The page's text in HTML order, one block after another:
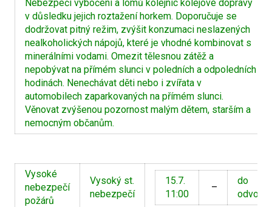
Nebezpečí vybočení a lomů kolejnic kolejové dopravy
v důsledku jejich roztažení horkem. Doporučuje se
dodržovat pitný režim, zvýšit konzumaci neslazených
nealkoholických nápojů, které je vhodné kombinovat s
minerálními vodami. Omezit tělesnou zátěž a
nepobývat na přímém slunci v poledních a odpoledních
hodinách. Nenechávat děti nebo i zvířata v
automobilech zaparkovaných na přímém slunci.
Věnovat zvýšenou pozornost malým dětem, starším a
nemocným občanům.
Vysoké
nebezpečí
požárů
Vysoký st.
nebezpečí
15.7.
11:00
–
do